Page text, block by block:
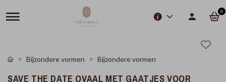
0
Bijzondere vormen Bijzondere vormen